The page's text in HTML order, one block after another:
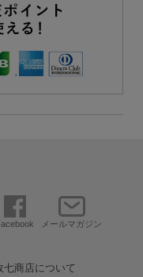
メールマガジン
七商店について